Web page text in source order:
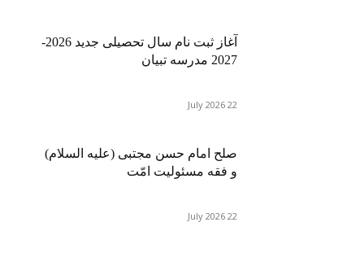
آغاز ثبت نام سال تحصیلی جدید 2026-
2027 مدرسه تبیان
22 July 2026
صلح امام حسن مجتبی (علیه السلام)
و فقه مسئولیت امّت
22 July 2026